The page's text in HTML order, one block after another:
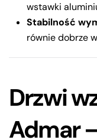
wstawki
Stabilność
równie dobrze
Drzwi
Admar